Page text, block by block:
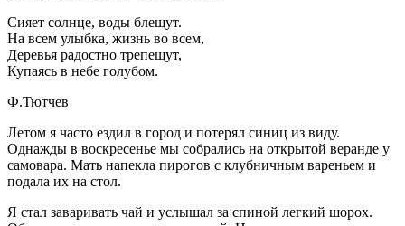
Сияет солнце, воды блещут.
На всем улыбка, жизнь во всем,
Деревья радостно трепещут,
Купаясь в небе голубом.
Ф.Тютчев
Летом я часто ездил в город и потерял синиц из виду.
Однажды в воскресенье мы собрались на открытой веранде у
самовара. Мать напекла пирогов с клубничным вареньем и
подала их на стол.
Я стал заваривать чай и услышал за спиной легкий шорох.